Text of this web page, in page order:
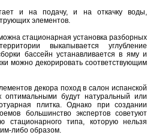
и на подачу, и на откачку воды,
элементов.
стационарная установка разборных
выкапывается углубление
бассейн устанавливается в яму и
можно декорировать соответствующим
декора поход в салон испанской
оптимальными будут натуральный или
плитка. Однако при создании
большинство экспертов советуют
стационарного типа, которую нельзя
либо образом.